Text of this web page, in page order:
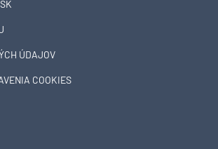
ÚDAJOV
COOKIES